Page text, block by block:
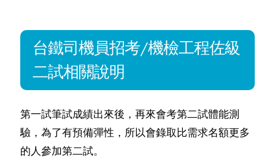
台鐵司機員招考/機檢工程佐級
二試相關說明
第一試筆試成績出來後，再來會考第二試體能測
驗，為了有預備彈性，所以會錄取比需求名額更多
的人參加第二試。